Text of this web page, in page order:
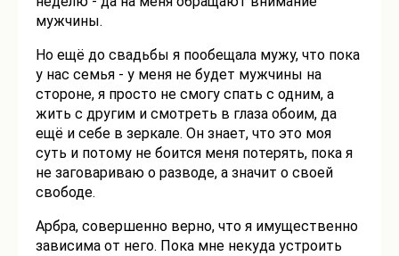
мужчины.
Но ещё до свадьбы я пообещала мужу, что пока
у нас семья - у меня не будет мужчины на
стороне, я просто не смогу спать с одним, а
жить с другим и смотреть в глаза обоим, да
ещё и себе в зеркале. Он знает, что это моя
суть и потому не боится меня потерять, пока я
не заговариваю о разводе, а значит о своей
свободе.
Арбра, совершенно верно, что я имущественно
зависима от него. Пока мне некуда устроить